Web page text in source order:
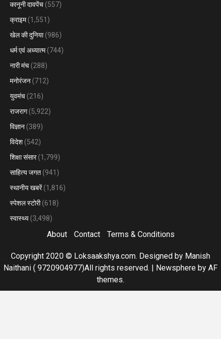
कानूनी दावपेंच (557)
क्राइम(1,551)
खेल की दुनिया(986)
धर्म एवं अध्यात्म(744)
नारी मंच (288)
मनोरंजन (712)
युवमंच (216)
राजराग(5,922)
विज्ञान (389)
विदेश (542)
शिक्षा संसार(1,799)
साहित्य जगत (941)
स्थानीय खबरें(1,816)
स्पेशल स्टोरी(618)
स्वास्थ्य (3,498)
About Contact Terms & Conditions
Copyright 2020 © Loksaakshya.com. Designed by Manish
Naithani ( 9720904977)All rights reserved. | Newsphere by AF
themes.